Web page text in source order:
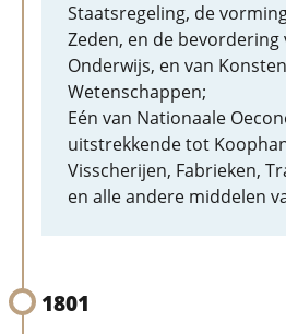
Staatsregeling, de
Zeden, en de
Onderwijs, en van
Wetenschappen;
Eén van Nationaale
uitstrekkende tot
Visscherijen, Fabrieken,
en alle andere middelen
1801